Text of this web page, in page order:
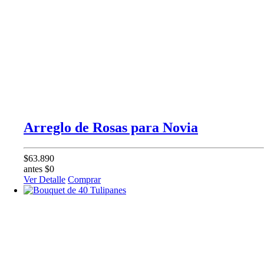
Arreglo de Rosas para Novia
$63.890
antes $0
Ver Detalle Comprar